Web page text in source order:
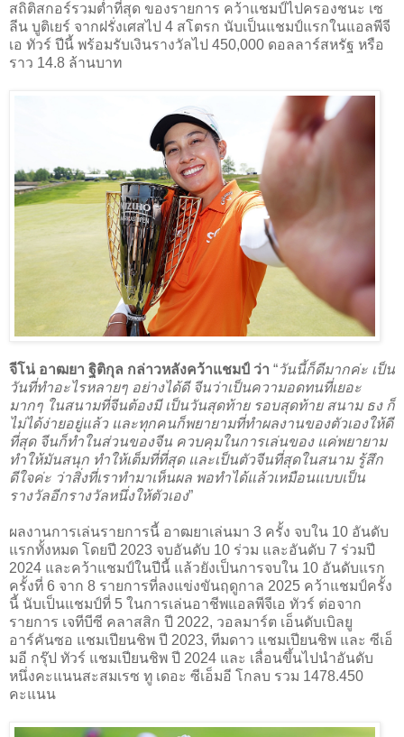
สถิติสกอร์รวมต่ำที่สุด ของรายการ คว้าแชมป์ไปครองชนะ เซ
ลีน บูติเยร์ จากฝรั่งเศสไป 4 สโตรก นับเป็นแชมป์แรกในแอลพีจี
เอ ทัวร์ ปีนี้ พร้อมรับเงินรางวัลไป 450,000 ดอลลาร์สหรัฐ หรือ
ราว 14.8 ล้านบาท
จีโน่ อาฒยา ฐิติกุล กล่าวหลังคว้าแชมป์ ว่า “วันนี้ก็ดีมากค่ะ เป็น
วันที่ทำอะไรหลายๆ อย่างได้ดี จีนว่าเป็นความอดทนที่เยอะ
มากๆ ในสนามที่จีนต้องมี เป็นวันสุดท้าย รอบสุดท้าย สนาม ธง ก็
ไม่ได้ง่ายอยู่แล้ว และทุกคนก็พยายามที่ทำผลงานของตัวเองให้ดี
ที่สุด จีนก็ทำในส่วนของจีน ควบคุมในการเล่นของ แค่พยายาม
ทำให้มันสนุก ทำให้เต็มที่ที่สุด และเป็นตัวจีนที่สุดในสนาม รู้สึก
ดีใจค่ะ ว่าสิ่งที่เราทำมาเห็นผล พอทำได้แล้วเหมือนแบบเป็น
รางวัลอีกรางวัลหนึ่งให้ตัวเอง”
ผลงานการเล่นรายการนี้ อาฒยาเล่นมา 3 ครั้ง จบใน 10 อันดับ
แรกทั้งหมด โดยปี 2023 จบอันดับ 10 ร่วม และอันดับ 7 ร่วมปี
2024 และคว้าแชมป์ในปีนี้ แล้วยังเป็นการจบใน 10 อันดับแรก
ครั้งที่ 6 จาก 8 รายการที่ลงแข่งขันฤดูกาล 2025 คว้าแชมป์ครั้ง
นี้ นับเป็นแชมป์ที่ 5 ในการเล่นอาชีพแอลพีจีเอ ทัวร์ ต่อจาก
รายการ เจทีบีซี คลาสสิก ปี 2022, วอลมาร์ต เอ็นดับเบิลยู
อาร์คันซอ แชมเปียนชิพ ปี 2023, ทีมดาว แชมเปียนชิพ และ ซีเอ็
มอี กรุ๊ป ทัวร์ แชมเปียนชิพ ปี 2024 และ เลื่อนขึ้นไปนำอันดับ
หนึ่งคะแนนสะสมเรซ ทู เดอะ ซีเอ็มอี โกลบ รวม 1478.450
คะแนน